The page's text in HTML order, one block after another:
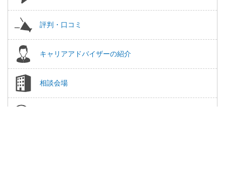
評判・口コミ
キャリアアドバイザーの紹介
相談会場